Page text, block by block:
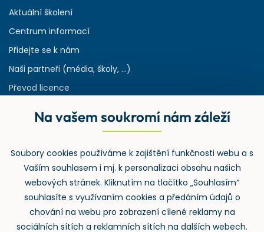
Aktuální školení
Centrum informací
Přidejte se k nám
Naši partneři (média, školy, ...)
Převod licence
Rejstřík používaných zkratek v odpadech
Zpětný odběr
Na vašem soukromí nám záleží
Soubory cookies používáme k zajištění funkčnosti webu a s
Vaším souhlasem i mj. k personalizaci obsahu našich
webových stránek. Kliknutím na tlačítko „Souhlasím“
souhlasíte s využívaním cookies a předáním údajů o
chování na webu pro zobrazení cílené reklamy na
sociálních sítích a reklamních sítích na dalších webech.